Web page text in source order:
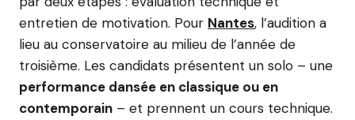
entretien de motivation. Pour Nantes, l’audition a
lieu au conservatoire au milieu de l’année de
troisième. Les candidats présentent un solo – une
performance dansée en classique ou en
contemporain – et prennent un cours technique.